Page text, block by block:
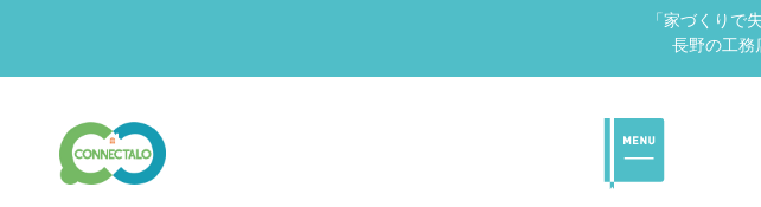
「家づくりで
長野の工務